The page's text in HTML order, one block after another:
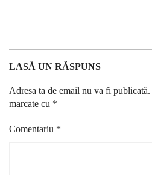
LASĂ UN RĂSPUNS
Adresa ta de email nu va fi publicată.
marcate cu *
Comentariu *